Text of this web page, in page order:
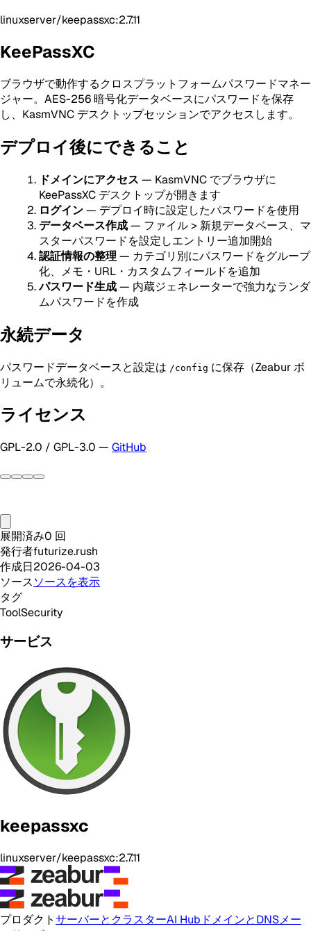
linuxserver/keepassxc:2.7.11
KeePassXC
ブラウザで動作するクロスプラットフォームパスワードマネー
ジャー。AES-256 暗号化データベースにパスワードを保存
し、KasmVNC デスクトップセッションでアクセスします。
デプロイ後にできること
ドメインにアクセス — KasmVNC でブラウザに
KeePassXC デスクトップが開きます
ログイン— デプロイ時に設定したパスワードを使用
データベース作成— ファイル > 新規データベース、マ
スターパスワードを設定しエントリー追加開始
認証情報の整理 — カテゴリ別にパスワードをグループ
化、メモ・URL・カスタムフィールドを追加
パスワード生成— 内蔵ジェネレーターで強力なランダ
ムパスワードを作成
永続データ
パスワードデータベースと設定は /config に保存（Zeabur ボ
リュームで永続化）。
ライセンス
GPL-2.0 / GPL-3.0 — GitHub
展開済み0 回
発行者futurize.rush
作成日2026-04-03
ソースソースを表示
タグ
ToolSecurity
サービス
keepassxc
linuxserver/keepassxc:2.7.11
プロダクトサーバーとクラスターAI Hub ドメインとDNSメー